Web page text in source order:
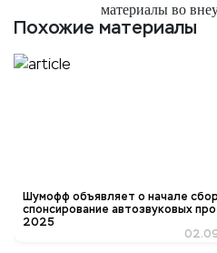
Похожие материалы
Шумофф объявляет о начале
спонсирование автозвуковых
2025
материалы во